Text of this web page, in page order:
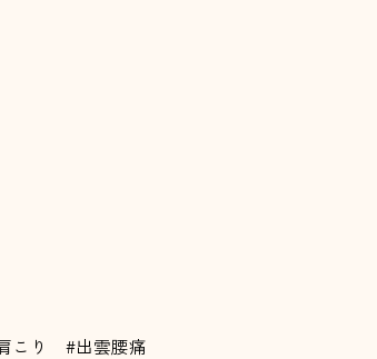
こり #出雲腰痛